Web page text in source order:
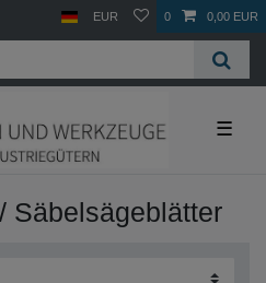
EUR 0 0,00 EUR
☰
Säbelsägeblätter